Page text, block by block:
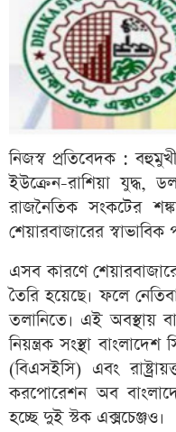
নিজস্ব প্রতিবেদক :
ইউক্রেন-রাশিয়া যুদ্ধ,
রাজনৈতিক সংকটের
শেয়ারবাজারের
এসব কারণে
তৈরি হয়েছে। ফলে
তলানিতে। এই অবস্থায়
নিয়ন্ত্রক সংস্থা
(বিএসইসি) এবং
করপোরেশন অব
হচ্ছে দুই স্টক এক্সচেঞ্জও।